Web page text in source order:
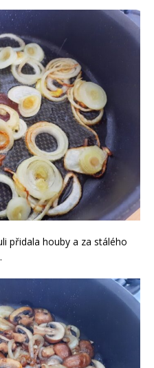
přidala houby a za stálého